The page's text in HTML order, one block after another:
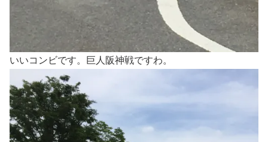
いいコンビです。巨人阪神戦ですわ。